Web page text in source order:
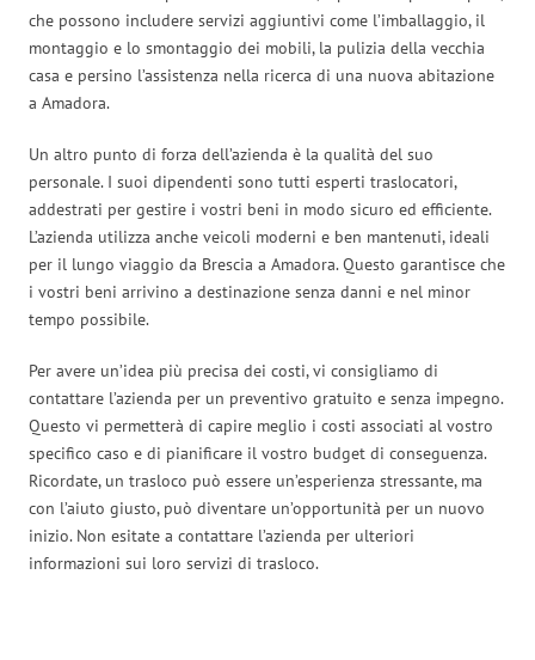
che possono includere servizi aggiuntivi come l’imballaggio, il
montaggio e lo smontaggio dei mobili, la pulizia della vecchia
casa e persino l’assistenza nella ricerca di una nuova abitazione
a Amadora.
Un altro punto di forza dell’azienda è la qualità del suo
personale. I suoi dipendenti sono tutti esperti traslocatori,
addestrati per gestire i vostri beni in modo sicuro ed efficiente.
L’azienda utilizza anche veicoli moderni e ben mantenuti, ideali
per il lungo viaggio da Brescia a Amadora. Questo garantisce che
i vostri beni arrivino a destinazione senza danni e nel minor
tempo possibile.
Per avere un’idea più precisa dei costi, vi consigliamo di
contattare l’azienda per un preventivo gratuito e senza impegno.
Questo vi permetterà di capire meglio i costi associati al vostro
specifico caso e di pianificare il vostro budget di conseguenza.
Ricordate, un trasloco può essere un’esperienza stressante, ma
con l’aiuto giusto, può diventare un’opportunità per un nuovo
inizio. Non esitate a contattare l’azienda per ulteriori
informazioni sui loro servizi di trasloco.